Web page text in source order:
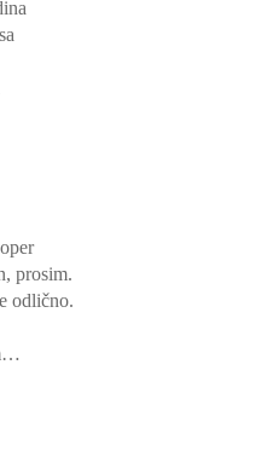
prosim.
odlično.